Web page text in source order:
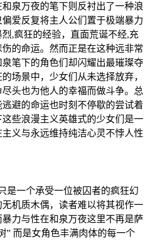
泉万夜的笔下则反衬出了一种浪
爱反复将主人公们置于极端暴力
,疯狂的经验，直面荒诞不经,充
的命运。然而正是在这种远非常
笔下的角色们却闪耀出最璀璨夺
场景中，少女们从未选择放弃，
头也为他人的幸福而做斗争。总
避的命运也时刻不停歇的尝试着
些浪漫主义英雄式的少女们是一
义与永远维持纯洁心灵不悖人性
是一个承受一位被囚者的疯狂幻
机质木偶，读者难以将其视作一
力与性在和泉万夜这里不再是萨
” 而是女角色丰满肉体的每一个